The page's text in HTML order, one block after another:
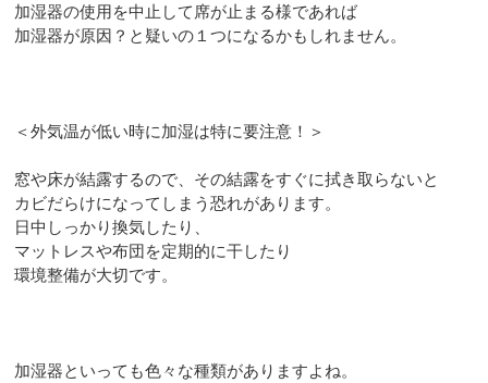
加湿器の使用を中止して席が止まる様であれば
加湿器が原因？と疑いの１つになるかもしれません。
＜外気温が低い時に加湿は特に要注意！＞
窓や床が結露するので、その結露をすぐに拭き取らないと
カビだらけになってしまう恐れがあります。
日中しっかり換気したり、
マットレスや布団を定期的に干したり
環境整備が大切です。
加湿器といっても色々な種類がありますよね。